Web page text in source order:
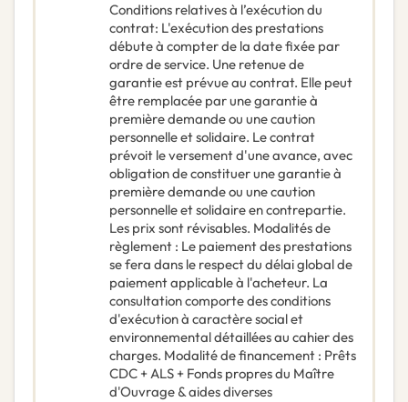
Conditions relatives à l’exécution du
contrat: L'exécution des prestations
débute à compter de la date fixée par
ordre de service. Une retenue de
garantie est prévue au contrat. Elle peut
être remplacée par une garantie à
première demande ou une caution
personnelle et solidaire. Le contrat
prévoit le versement d'une avance, avec
obligation de constituer une garantie à
première demande ou une caution
personnelle et solidaire en contrepartie.
Les prix sont révisables. Modalités de
règlement : Le paiement des prestations
se fera dans le respect du délai global de
paiement applicable à l'acheteur. La
consultation comporte des conditions
d'exécution à caractère social et
environnemental détaillées au cahier des
charges. Modalité de financement : Prêts
CDC + ALS + Fonds propres du Maître
d'Ouvrage & aides diverses